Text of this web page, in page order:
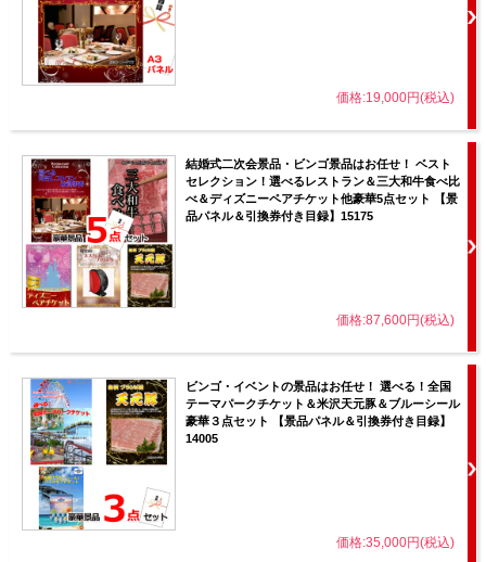
価格:19,000円(税込)
結婚式二次会景品・ビンゴ景品はお任せ！ ベスト
セレクション！選べるレストラン＆三大和牛食べ比
べ＆ディズニーペアチケット他豪華5点セット 【景
品パネル＆引換券付き目録】15175
価格:87,600円(税込)
ビンゴ・イベントの景品はお任せ！ 選べる！全国
テーマパークチケット＆米沢天元豚＆ブルーシール
豪華３点セット 【景品パネル＆引換券付き目録】
14005
価格:35,000円(税込)